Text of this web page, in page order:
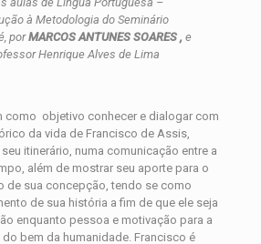
à Metodologia do Seminário
porMARCOS ANTUNES SOARES , e
Henrique Alves de Lima
como objetivo conhecer e dialogar com
da vida de Francisco de Assis,
itinerário, numa comunicação entre a
além de mostrar seu aporte para o
de sua concepção, tendo se como
de sua história a fim de que ele seja
enquanto pessoa e motivação para a
bem da humanidade. Francisco é